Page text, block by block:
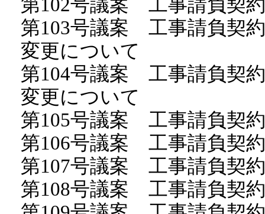
第103号議案 工事請負契
変更について
第104号議案 工事請負契
変更について
第105号議案 工事請負契
第106号議案 工事請負契
第107号議案 工事請負契
第108号議案 工事請負契